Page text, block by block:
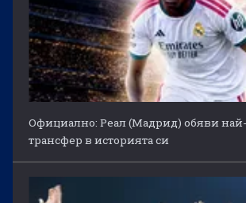
Официално: Реал (Мадрид) обяви
трансфер в историята си